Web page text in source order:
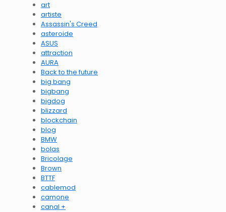
art
artiste
Assassin's Creed
asteroide
ASUS
attraction
AURA
Back to the future
big bang
bigbang
bigdog
blizzard
blockchain
blog
BMW
bolas
Bricolage
Brown
BTTF
cablemod
camone
canal +